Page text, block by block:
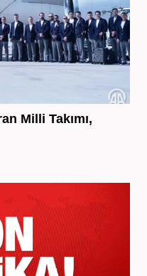
Milli Takımı,